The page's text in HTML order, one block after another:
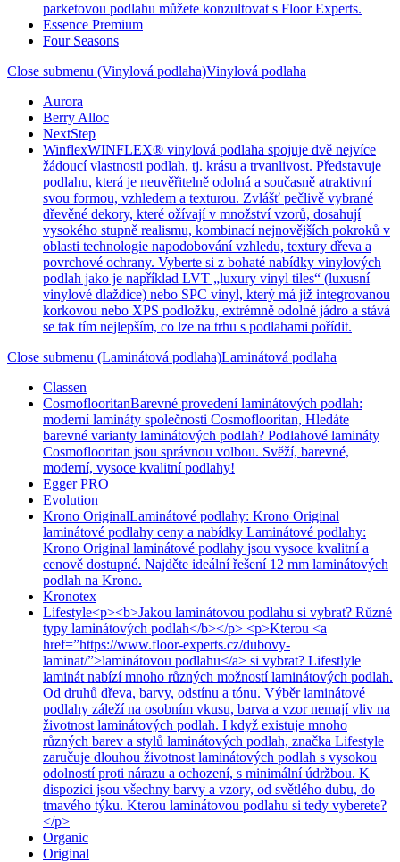
parketovou podlahu můžete konzultovat s Floor Experts.
Essence Premium
Four Seasons
Close submenu (Vinylová podlaha)Vinylová podlaha
Aurora
Berry Alloc
NextStep
WinflexWINFLEX® vinylová podlaha spojuje dvě nejvíce
žádoucí vlastnosti podlah, tj. krásu a trvanlivost. Představuje
podlahu, která je neuvěřitelně odolná a současně atraktivní
svou formou, vzhledem a texturou. Zvlášť pečlivě vybrané
dřevěné dekory, které ožívají v množství vzorů, dosahují
vysokého stupně realismu, kombinací nejnovějších pokroků v
oblasti technologie napodobování vzhledu, textury dřeva a
povrchové ochrany. Vyberte si z bohaté nabídky vinylových
podlah jako je například LVT „luxury vinyl tiles“ (luxusní
vinylové dlaždice) nebo SPC vinyl, který má již integrovanou
korkovou nebo XPS podložku, extrémně odolné jádro a stává
se tak tím nejlepším, co lze na trhu s podlahami pořídit.
Close submenu (Laminátová podlaha)Laminátová podlaha
Classen
CosmoflooritanBarevné provedení laminátových podlah:
moderní lamináty společnosti Cosmoflooritan, Hledáte
barevné varianty laminátových podlah? Podlahové lamináty
Cosmoflooritan jsou správnou volbou. Svěží, barevné,
moderní, vysoce kvalitní podlahy!
Egger PRO
Evolution
Krono OriginalLaminátové podlahy: Krono Original
laminátové podlahy ceny a nabídky Laminátové podlahy:
Krono Original laminátové podlahy jsou vysoce kvalitní a
cenově dostupné. Najděte ideální řešení 12 mm laminátových
podlah na Krono.
Kronotex
Lifestyle<p><b>Jakou laminátovou podlahu si vybrat? Různé
typy laminátových podlah</b></p> <p>Kterou <a
href=”https://www.floor-experts.cz/dubovy-
laminat/”>laminátovou podlahu</a> si vybrat? Lifestlyle
laminát nabízí mnoho různých možností laminátových podlah.
Od druhů dřeva, barvy, odstínu a tónu. Výběr laminátové
podlahy záleží na osobním vkusu, barva a vzor nemají vliv na
životnost laminátových podlah. I když existuje mnoho
různých barev a stylů laminátových podlah, značka Lifestyle
zaručuje dlouhou životnost laminátových podlah s vysokou
odolností proti nárazu a ochození, s minimální údržbou. K
dispozici jsou všechny barvy a vzory, od světlého dubu, do
tmavého týku. Kterou laminátovou podlahu si tedy vyberete?
</p>
Organic
Original